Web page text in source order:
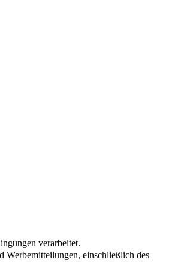
verarbeitet.
Werbemitteilungen, einschließlich des